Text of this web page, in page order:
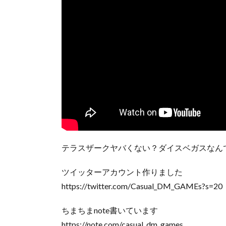
テラスザークヤバくない？ダイスベガスなん
ツイッターアカウント作りました
https://twitter.com/Casual_DM_GAMEs?s=20
ちまちまnote書いています